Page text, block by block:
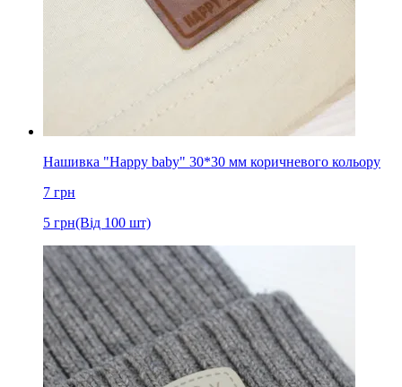
Нашивка "Happy baby" 30*30 мм коричневого кольору
7 грн
5 грн(Від 100 шт)